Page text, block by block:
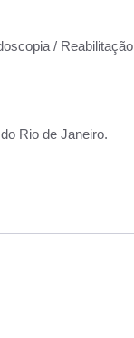
/ Reabilitação
Rio de Janeiro.